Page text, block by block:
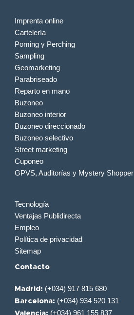
Imprenta online
Cartelería
Poming y Perching
Sampling
Geomarketing
Parabriseado
Reparto en mano
Buzoneo
Buzoneo interior
Buzoneo direccionado
Buzoneo selectivo
Street marketing
Cuponeo
GPVS, Auditorías y Mystery Shopper
Tecnología
Ventajas Publidirecta
Empleo
Política de privacidad
Sitemap
Contacto
Madrid: (+034) 917 815 680
Barcelona: (+034) 934 520 131
Valencia: (+034) 961 155 837